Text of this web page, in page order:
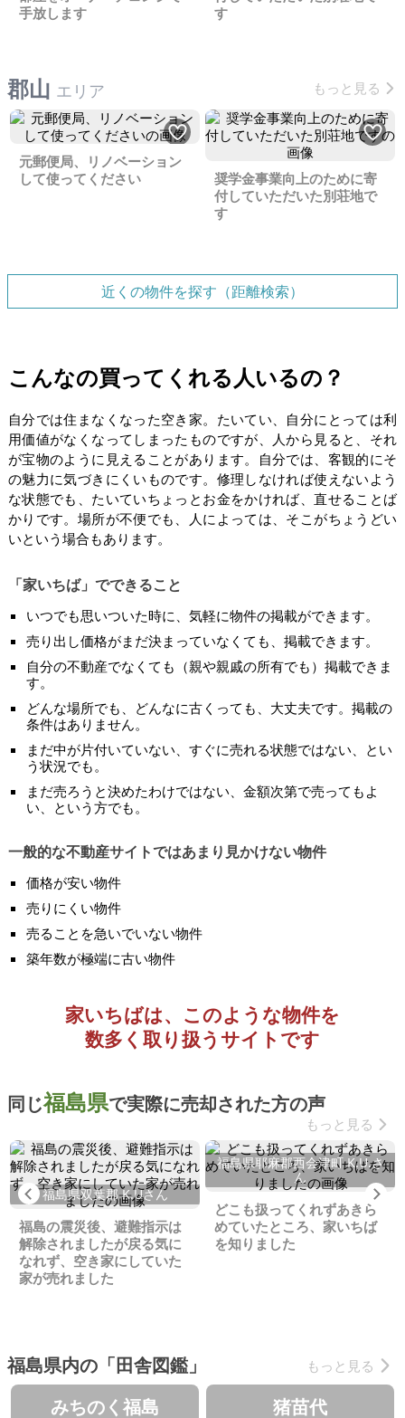
手放します
す
郡山 エリア もっと見る
元郵便局、リノベーション
して使ってください
奨学金事業向上のために寄
付していただいた別荘地で
す
近くの物件を探す（距離検索）
こんなの買ってくれる人いるの？
自分では住まなくなった空き家。たいてい、自分にとっては利
用価値がなくなってしまったものですが、人から見ると、それ
が宝物のように見えることがあります。自分では、客観的にそ
の魅力に気づきにくいものです。修理しなければ使えないよう
な状態でも、たいていちょっとお金をかければ、直せることば
かりです。場所が不便でも、人によっては、そこがちょうどい
いという場合もあります。
「家いちば」でできること
いつでも思いついた時に、気軽に物件の掲載ができます。
売り出し価格がまだ決まっていなくても、掲載できます。
自分の不動産でなくても（親や親戚の所有でも）掲載できま
す。
どんな場所でも、どんなに古くっても、大丈夫です。掲載の
条件はありません。
まだ中が片付いていない、すぐに売れる状態ではない、とい
う状況でも。
まだ売ろうと決めたわけではない、金額次第で売ってもよ
い、という方でも。
一般的な不動産サイトではあまり見かけない物件
価格が安い物件
売りにくい物件
売ることを急いでいない物件
築年数が極端に古い物件
家いちばは、このような物件を
数多く取り扱うサイトです
同じ福島県で実際に売却された方の声
もっと見る
Previous
福島県双葉郡 K.Uさん
福島の震災後、避難指示は
解除されましたが戻る気に
なれず、空き家にしていた
家が売れました
福島県耶麻郡西会津町 K.U.さ
ん
どこも扱ってくれずあきら
めていたところ、家いちば
を知りました
福島県内の「田舎図鑑」 もっと見る
みちのく福島 猪苗代